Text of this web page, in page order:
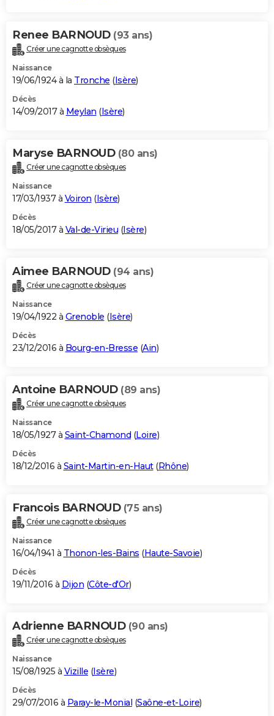
Renee BARNOUD (93 ans)
Créer une cagnotte obsèques
Naissance
19/06/1924 à la Tronche (Isère)
Décès
14/09/2017 à Meylan (Isère)
Maryse BARNOUD (80 ans)
Créer une cagnotte obsèques
Naissance
17/03/1937 à Voiron (Isère)
Décès
18/05/2017 à Val-de-Virieu (Isère)
Aimee BARNOUD (94 ans)
Créer une cagnotte obsèques
Naissance
19/04/1922 à Grenoble (Isère)
Décès
23/12/2016 à Bourg-en-Bresse (Ain)
Antoine BARNOUD (89 ans)
Créer une cagnotte obsèques
Naissance
18/05/1927 à Saint-Chamond (Loire)
Décès
18/12/2016 à Saint-Martin-en-Haut(Rhône)
Francois BARNOUD (75 ans)
Créer une cagnotte obsèques
Naissance
16/04/1941 à Thonon-les-Bains (Haute-Savoie)
Décès
19/11/2016 à Dijon (Côte-d'Or)
Adrienne BARNOUD (90 ans)
Créer une cagnotte obsèques
Naissance
15/08/1925 à Vizille (Isère)
Décès
29/07/2016 à Paray-le-Monial (Saône-et-Loire)